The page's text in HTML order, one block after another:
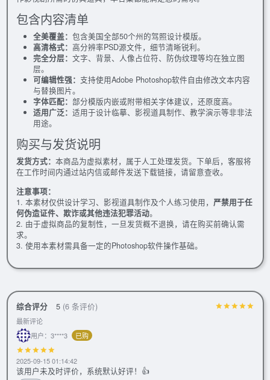
包含内容清单
全美覆盖： 包含美国全部50个州的驾照设计模版。
高清格式： 高分辨率PSD源文件，细节清晰锐利。
完全分层： 文字、背景、人像占位符、防伪纹理等均在独立图
层。
可编辑性强： 支持使用Adobe Photoshop软件自由修改文本内容
与替换图片。
字体匹配： 部分模版内嵌或附带相关字体建议，还原度高。
适用广泛： 适用于设计临摹、影视道具制作、教学演示等非非法
用途。
购买与发货说明
发货方式： 本商品为虚拟素材，属于人工处理发货。下单后，客服将
在工作时间内通过站内信或邮件发送下载链接，请留意查收。
注意事项：
1. 本素材仅供设计学习、影视道具制作及个人练习使用， 严禁用于任
何伪造证件、欺诈或其他违法犯罪活动。
2. 由于虚拟商品的复制性，一旦发货概不退换，请在购买前确认需
求。
3. 使用本素材需具备一定的Photoshop软件操作基础。
综合评分 5 (6 条评价)
最新评论
用户：3****3
已购
2025-09-15 01:14:42
该用户未及时评价，系统默认好评！👍